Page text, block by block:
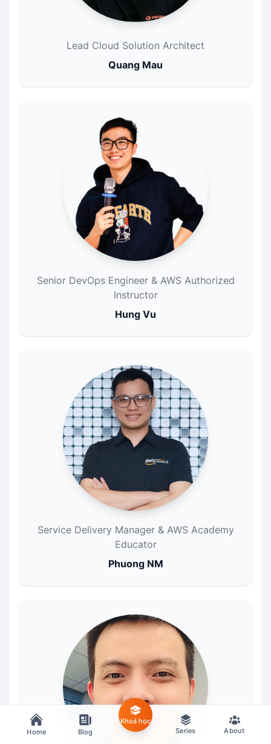
Lead Cloud Solution Architect
Quang Mau
Senior DevOps Engineer & AWS Authorized
Instructor
Hung Vu
Service Delivery Manager & AWS Academy
Educator
Phuong NM
Home Blog
Khoá học
Series
About